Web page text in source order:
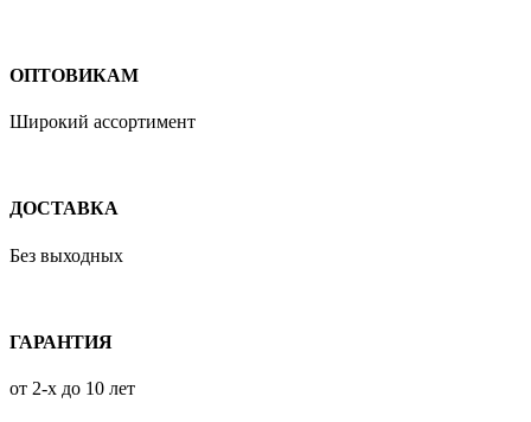
ОПТОВИКАМ
Широкий ассортимент
ДОСТАВКА
Без выходных
ГАРАНТИЯ
от 2-х до 10 лет